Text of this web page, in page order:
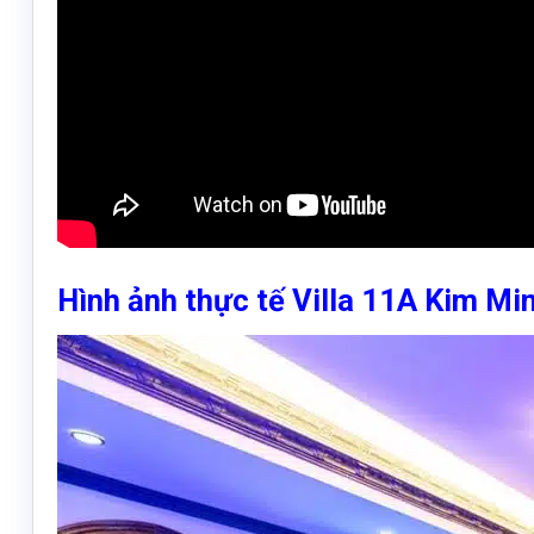
Hình ảnh thực tế Villa 11A Kim